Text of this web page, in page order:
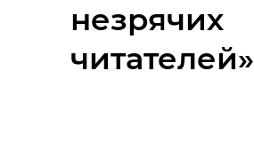
незрячих
читателей»